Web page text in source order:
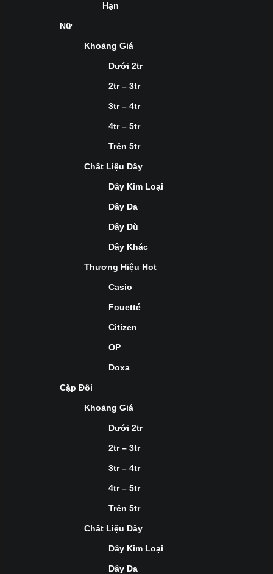
Hạn
Nữ
Khoảng Giá
Dưới 2tr
2tr – 3tr
3tr – 4tr
4tr – 5tr
Trên 5tr
Chất Liệu Dây
Dây Kim Loại
Dây Da
Dây Dù
Dây Khác
Thương Hiệu Hot
Casio
Fouetté
Citizen
OP
Doxa
Cặp Đôi
Khoảng Giá
Dưới 2tr
2tr – 3tr
3tr – 4tr
4tr – 5tr
Trên 5tr
Chất Liệu Dây
Dây Kim Loại
Dây Da